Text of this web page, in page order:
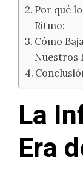
Por qué
Ritmo:
Cómo
Nuestros
La
Era